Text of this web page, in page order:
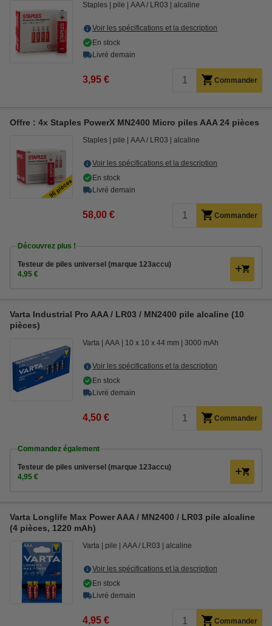
Staples pile AAA / LR03 alcaline
Voir les spécifications et la description
En stock
Livré demain
3,95 € Commander
Offre : 4x Staples PowerX MN2400 Micro piles AAA 24 pièces
Staples pile AAA / LR03 alcaline
Voir les spécifications et la description
En stock
Livré demain
58,00 € Commander
Découvrez plus !
Testeur de piles universel (marque 123accu)
4,95 €
Varta Industrial Pro AAA / LR03 / MN2400 pile alcaline (10
pièces)
Varta AAA 10 x 10 x 44 mm 3000 mAh
Voir les spécifications et la description
En stock
Livré demain
4,50 € Commander
Commandez également
Testeur de piles universel (marque 123accu)
4,95 €
Varta Longlife Max Power AAA / MN2400 / LR03 pile alcaline
(4 pièces, 1220 mAh)
Varta pile AAA / LR03 alcaline
Voir les spécifications et la description
En stock
Livré demain
4,95 € Commander